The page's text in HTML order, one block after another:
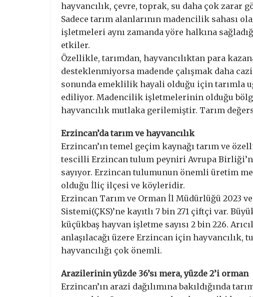
hayvancılık, çevre, toprak, su daha çok zarar
Sadece tarım alanlarının madencilik sahası
işletmeleri aynı zamanda yöre halkına
etkiler.
Özellikle, tarımdan, hayvancılıktan para
desteklenmiyorsa madende çalışmak daha
sonunda emeklilik hayali olduğu için tarımla
ediliyor. Madencilik işletmelerinin olduğu
hayvancılık mutlaka gerilemiştir. Tarım
Erzincan’da tarım ve hayvancılık
Erzincan’ın temel geçim kaynağı tarım ve
tescilli Erzincan tulum peyniri Avrupa
sayıyor. Erzincan tulumunun önemli üretim
olduğu İliç ilçesi ve köyleridir.
Erzincan Tarım ve Orman İl Müdürlüğü 2023
Sistemi(ÇKS)’ne kayıtlı 7 bin 271 çiftçi var.
küçükbaş hayvan işletme sayısı 2 bin 226.
anlaşılacağı üzere Erzincan için
hayvancılığı çok önemli.
Arazilerinin yüzde 36’sı mera, yüzde 2’i orman
Erzincan’ın arazi dağılımına bakıldığında